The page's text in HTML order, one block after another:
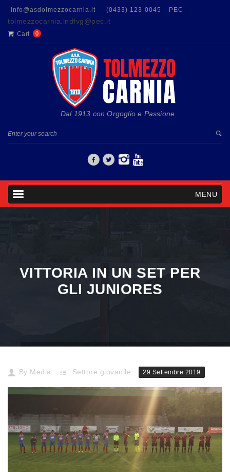
info@asdolmezzocarnia.it (0433) 123-0045 PEC
tolmezzocarnia.lndfvg@pec.it
Cart 0
Dal 1913 con Orgoglio e Passione
MENU
VITTORIA IN UN SET PER
GLI JUNIORES
By Media Settore giovanile 29 Settembre 2019